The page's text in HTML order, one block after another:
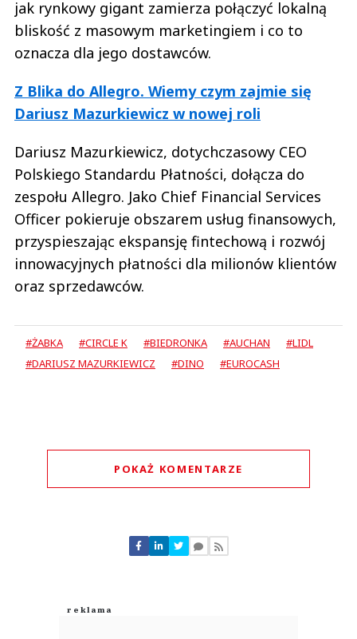
jak rynkowy gigant zamierza połączyć lokalną
bliskość z masowym marketingiem i co to
oznacza dla jego dostawców.
Z Blika do Allegro. Wiemy czym zajmie się
Dariusz Mazurkiewicz w nowej roli
Dariusz Mazurkiewicz, dotychczasowy CEO
Polskiego Standardu Płatności, dołącza do
zespołu Allegro. Jako Chief Financial Services
Officer pokieruje obszarem usług finansowych,
przyspieszając ekspansję fintechową i rozwój
innowacyjnych płatności dla milionów klientów
oraz sprzedawców.
#ŻABKA #CIRCLE K #BIEDRONKA #AUCHAN
#LIDL
#DARIUSZ MAZURKIEWICZ
#DINO #EUROCASH
POKAŻ KOMENTARZE
Nie znaleziono komentarzy
Zostaw swoje komentarze